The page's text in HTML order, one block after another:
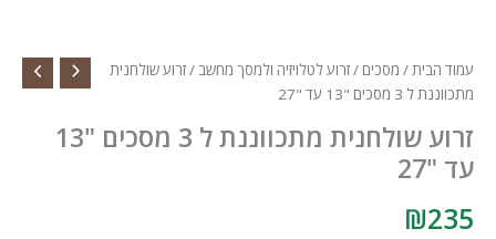
עמוד הבית/ מסכים /זרוע לטלויזיה ולמסך מחשב/ זרוע שולחנית
מתכווננת ל 3 מסכים "13 עד "27
זרוע שולחנית מתכווננת ל 3 מסכים "13
עד "27
₪235